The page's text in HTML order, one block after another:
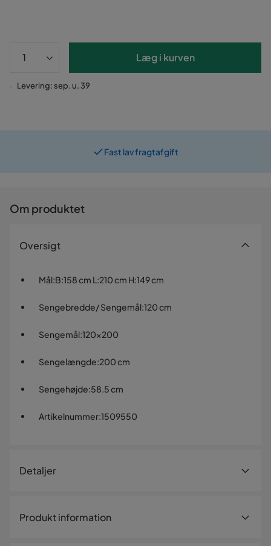
Læg i kurven
Levering: sep. u. 39
Fast lav fragtafgift
Om produktet
Oversigt
Mål:B:158 cm L:210 cm H:149 cm
Sengebredde/ Sengemål:120 cm
Sengemål:120x200
Sengelængde:200 cm
Sengehøjde:58.5 cm
Artikelnummer:1509550
Detaljer
Størrelse
Produkt information